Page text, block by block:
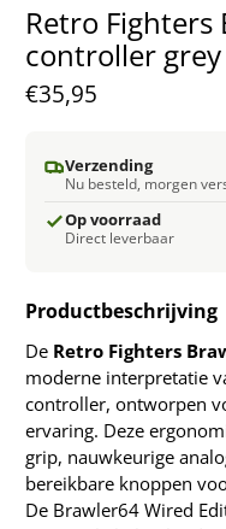
Retro
controller grey
€35,95
Verzending
Nu besteld, morgen
Op voorraad
Direct leverbaar
Productbeschrijving
De Retro Fighters
moderne interpretatie
controller, ontworpen
ervaring. Deze
grip, nauwkeurige
bereikbare knoppen
De Brawler64 Wired